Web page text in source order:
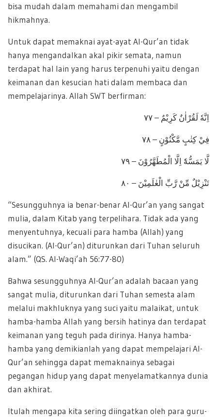
bisa mudah dalam memahami dan mengambil
hikmahnya.
Untuk dapat memaknai ayat-ayat Al-Qur’an tidak
hanya mengandalkan akal pikir semata, namun
terdapat hal lain yang harus terpenuhi yaitu dengan
keimanan dan kesucian hati dalam membaca dan
mempelajarinya. Allah SWT berfirman:
اِنَّهٗ لَقُرْاٰنٌ كَرِيْمٌ – ٧٧
فِيْ كِتٰبٍ مَّكْنُوْنٍ – ٧٨
لَّا يَمَسُّهٗٓ اِلَّا الْمُطَهَّرُوْنَ – ٧٩
تَنْزِيْلٌ مِّنْ رَّبِّ الْعٰلَمِيْنَ – ٨٠
“Sesungguhnya ia benar-benar Al-Qur’an yang sangat
mulia, dalam Kitab yang terpelihara. Tidak ada yang
menyentuhnya, kecuali para hamba (Allah) yang
disucikan. (Al-Qur’an) diturunkan dari Tuhan seluruh
alam.” (QS. Al-Waqi’ah 56:77-80)
Bahwa sesungguhnya Al-Qur’an adalah bacaan yang
sangat mulia, diturunkan dari Tuhan semesta alam
melalui makhluknya yang suci yaitu malaikat, untuk
hamba-hamba Allah yang bersih hatinya dan terdapat
keimanan yang teguh pada dirinya. Hanya hamba-
hamba yang demikianlah yang dapat mempelajari Al-
Qur’an sehingga dapat memaknainya sebagai
pegangan hidup yang dapat menyelamatkannya dunia
dan akhirat.
Itulah mengapa kita sering diingatkan oleh para guru-